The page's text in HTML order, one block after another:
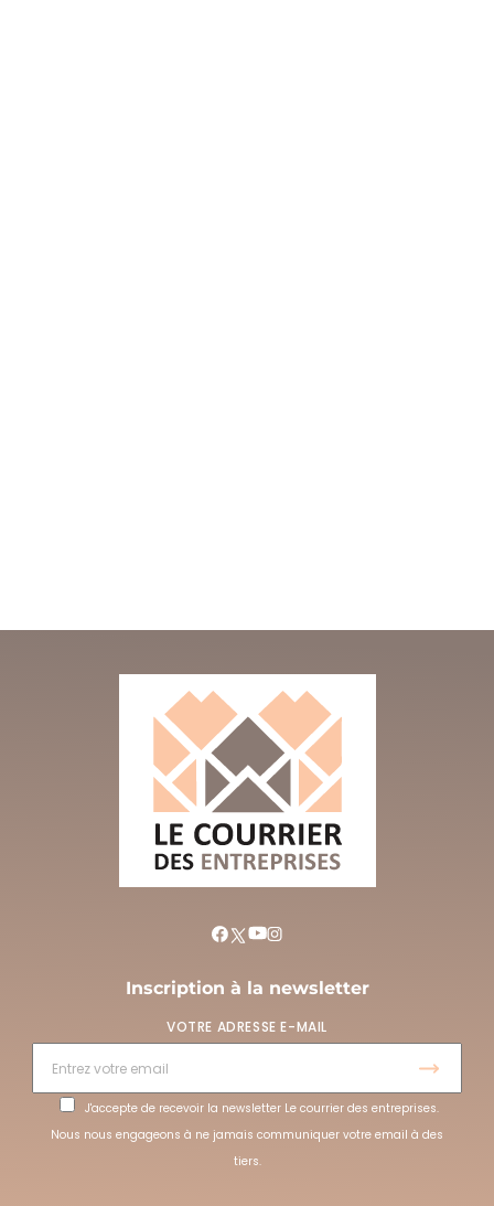
Inscription à la newsletter
VOTRE ADRESSE E-MAIL
J'accepte de recevoir la newsletter Le courrier des entreprises.
Nous nous engageons à ne jamais communiquer votre email à des
tiers.